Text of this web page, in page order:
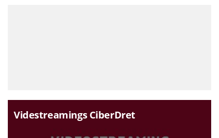
Videstreamings CiberDret